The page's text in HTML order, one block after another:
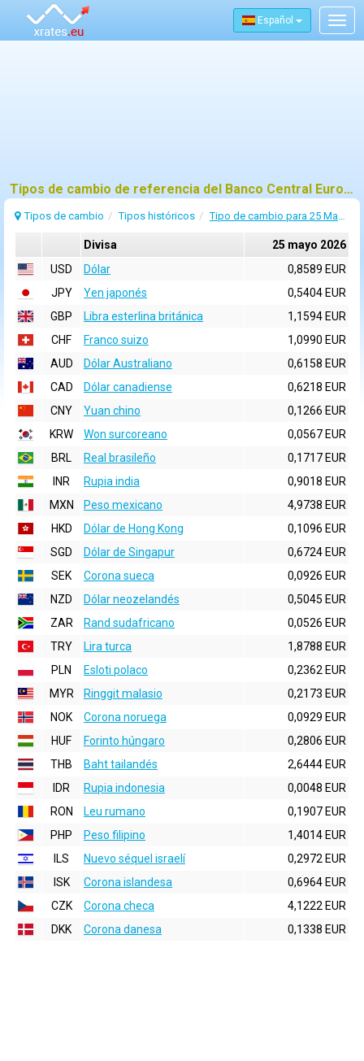
Español
Tipos de cambio de referencia del Banco Central Europeo (BCE) para 25 mayo 2026
Tipos de cambio Tipos históricos Tipo de cambio para 25 Mayo 2026
Divisa
25 mayo 2026
USD
Dólar
0,8589 EUR
JPY
Yen japonés
0,5404 EUR
GBP
Libra esterlina británica
1,1594 EUR
CHF
Franco suizo
1,0990 EUR
AUD
Dólar Australiano
0,6158 EUR
CAD
Dólar canadiense
0,6218 EUR
CNY
Yuan chino
0,1266 EUR
KRW
Won surcoreano
0,0567 EUR
BRL
Real brasileño
0,1717 EUR
INR
Rupia india
0,9018 EUR
MXN
Peso mexicano
4,9738 EUR
HKD
Dólar de Hong Kong
0,1096 EUR
SGD
Dólar de Singapur
0,6724 EUR
SEK
Corona sueca
0,0926 EUR
NZD
Dólar neozelandés
0,5045 EUR
ZAR
Rand sudafricano
0,0526 EUR
TRY
Lira turca
1,8788 EUR
PLN
Esloti polaco
0,2362 EUR
MYR
Ringgit malasio
0,2173 EUR
NOK
Corona noruega
0,0929 EUR
HUF
Forinto húngaro
0,2806 EUR
THB
Baht tailandés
2,6444 EUR
IDR
Rupia indonesia
0,0048 EUR
RON
Leu rumano
0,1907 EUR
PHP
Peso filipino
1,4014 EUR
ILS
Nuevo séquel israelí
0,2972 EUR
ISK
Corona islandesa
0,6964 EUR
CZK
Corona checa
4,1222 EUR
DKK
Corona danesa 0,1338 EUR